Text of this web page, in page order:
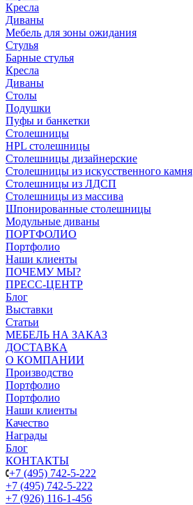
Кресла
Диваны
Мебель для зоны ожидания
Стулья
Барные стулья
Кресла
Диваны
Столы
Подушки
Пуфы и банкетки
Столешницы
HPL столешницы
Столешницы дизайнерские
Столешницы из искусственного камня
Столешницы из ЛДСП
Столешницы из массива
Шпонированные столешницы
Модульные диваны
ПОРТФОЛИО
Портфолио
Наши клиенты
ПОЧЕМУ МЫ?
ПРЕСС-ЦЕНТР
Блог
Выставки
Статьи
МЕБЕЛЬ НА ЗАКАЗ
ДОСТАВКА
О КОМПАНИИ
Производство
Портфолио
Портфолио
Наши клиенты
Качество
Награды
Блог
КОНТАКТЫ
+7 (495) 742-5-222
+7 (495) 742-5-222
+7 (926) 116-1-456